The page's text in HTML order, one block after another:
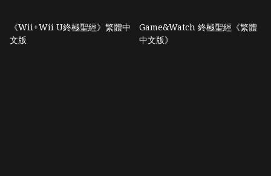
《Wii+Wii U終極聖經》繁體中
文版
Game&Watch 終極聖經《繁體
中文版》